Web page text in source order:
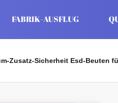
FABRIK-AUSFLUG
Zusatz-Sicherheit Esd-Beuten